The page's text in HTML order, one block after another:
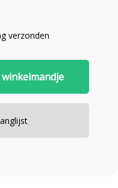
verzonden